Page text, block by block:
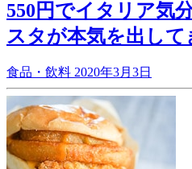
550円でイタリア気
スタが本気を出して
食品・飲料 2020年3月3日